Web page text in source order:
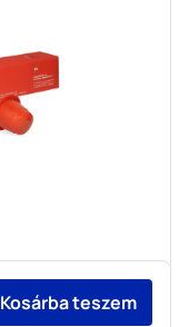
Kosárba teszem